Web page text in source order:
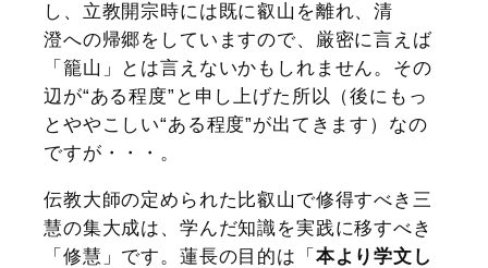
し、立教開宗時には既に叡山を離れ、清
澄への帰郷をしていますので、厳密に言えば
「籠山」とは言えないかもしれません。その
辺が“ある程度”と申し上げた所以（後にもっ
とややこしい“ある程度”が出てきます）なの
ですが・・・。
伝教大師の定められた比叡山で修得すべき三
慧の集大成は、学んだ知識を実践に移すべき
「修慧」です。蓮長の目的は「 本より学文し